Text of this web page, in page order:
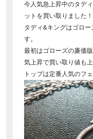
今人気急上昇中のタデ
ットを買い取りました！
タディ&キングはゴロ
す。
最初はゴローズの廉価
気上昇で買い取り値も上
トップは定番人気のフ